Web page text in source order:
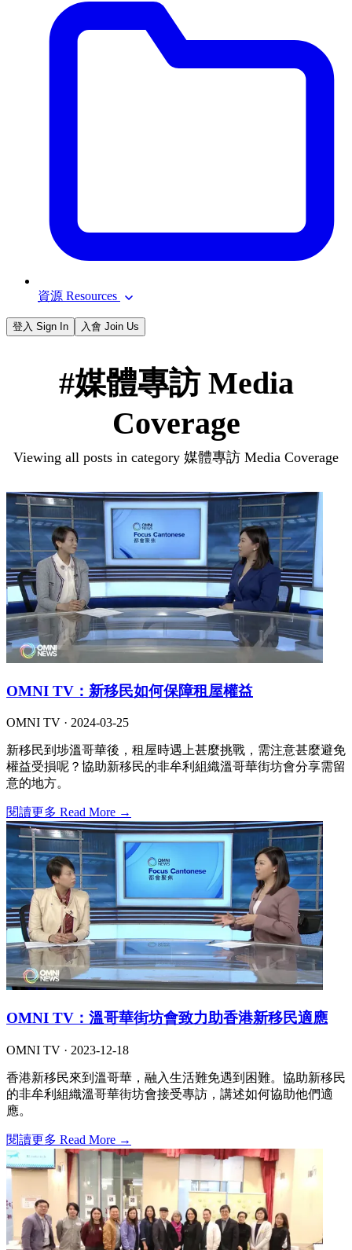
資源 Resources
登入 Sign In 入會 Join Us
#媒體專訪 Media
Coverage
Viewing all posts in category 媒體專訪 Media Coverage
OMNI TV：新移民如何保障租屋權益
OMNI TV · 2024-03-25
新移民到埗溫哥華後，租屋時遇上甚麼挑戰，需注意甚麼避免
權益受損呢？協助新移民的非牟利組織溫哥華街坊會分享需留
意的地方。
閱讀更多 Read More →
OMNI TV：溫哥華街坊會致力助香港新移民適應
OMNI TV · 2023-12-18
香港新移民來到溫哥華，融入生活難免遇到困難。協助新移民
的非牟利組織溫哥華街坊會接受專訪，講述如何協助他們適
應。
閱讀更多 Read More →